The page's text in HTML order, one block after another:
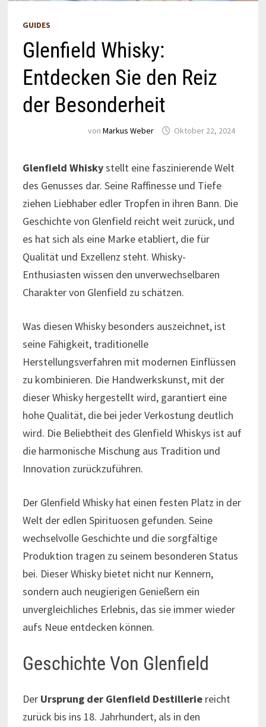
GUIDES
Glenfield Whisky:
Entdecken Sie den Reiz
der Besonderheit
von Markus Weber Oktober 22, 2024
Glenfield Whiskystellt eine faszinierende Welt
des Genusses dar. Seine Raffinesse und Tiefe
ziehen Liebhaber edler Tropfen in ihren Bann. Die
Geschichte von Glenfield reicht weit zurück, und
es hat sich als eine Marke etabliert, die für
Qualität und Exzellenz steht. Whisky-
Enthusiasten wissen den unverwechselbaren
Charakter von Glenfield zu schätzen.
Was diesen Whisky besonders auszeichnet, ist
seine Fähigkeit, traditionelle
Herstellungsverfahren mit modernen Einflüssen
zu kombinieren. Die Handwerkskunst, mit der
dieser Whisky hergestellt wird, garantiert eine
hohe Qualität, die bei jeder Verkostung deutlich
wird. Die Beliebtheit des Glenfield Whiskys ist auf
die harmonische Mischung aus Tradition und
Innovation zurückzuführen.
Der Glenfield Whisky hat einen festen Platz in der
Welt der edlen Spirituosen gefunden. Seine
wechselvolle Geschichte und die sorgfältige
Produktion tragen zu seinem besonderen Status
bei. Dieser Whisky bietet nicht nur Kennern,
sondern auch neugierigen Genießern ein
unvergleichliches Erlebnis, das sie immer wieder
aufs Neue entdecken können.
Geschichte Von Glenfield
Der Ursprung der Glenfield Destilleriereicht
zurück bis ins 18. Jahrhundert, als in den